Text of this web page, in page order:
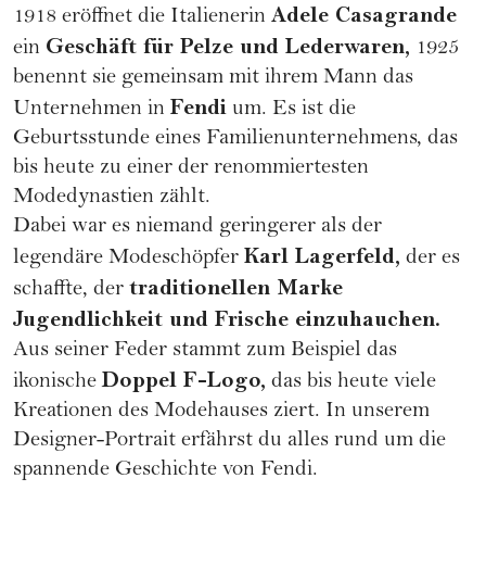
1918 eröffnet die Italienerin Adele Casagrande
ein Geschäft für Pelze und Lederwaren, 1925
benennt sie gemeinsam mit ihrem Mann das
Unternehmen in Fendi um. Es ist die
Geburtsstunde eines Familienunternehmens, das
bis heute zu einer der renommiertesten
Modedynastien zählt.
Dabei war es niemand geringerer als der
legendäre Modeschöpfer Karl Lagerfeld, der es
schaffte, der traditionellen Marke
Jugendlichkeit und Frische einzuhauchen.
Aus seiner Feder stammt zum Beispiel das
ikonischeDoppel F-Logo, das bis heute viele
Kreationen des Modehauses ziert. In unserem
Designer-Portrait erfährst du alles rund um die
spannende Geschichte von Fendi.